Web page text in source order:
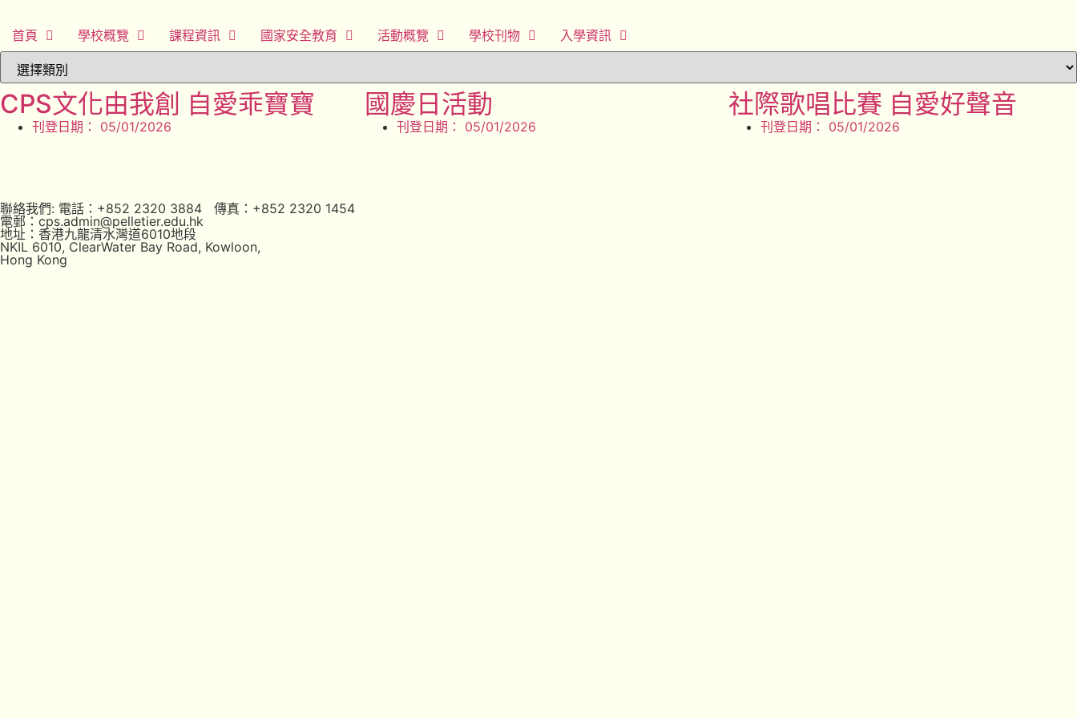
首頁 學校概覽 課程資訊 國家安全教育 活動概覽 學校刊物 入學資訊
CPS文化由我創 自愛乖寶寶
刊登日期： 05/01/2026
國慶日活動
刊登日期： 05/01/2026
社際歌唱比賽 自愛好聲音
刊登日期： 05/01/2026
聯絡我們: 電話：+852 2320 3884 傳真：+852 2320 1454
電郵：cps.admin@pelletier.edu.hk
地址：香港九龍清水灣道6010地段
NKIL 6010, ClearWater Bay Road, Kowloon,
Hong Kong